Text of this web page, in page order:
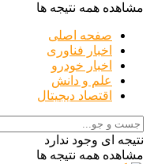
مشاهده همه نتیجه ها
صفحه اصلی
اخبار فناوری
اخبار خودرو
علم و دانش
اقتصاد دیجیتال
نتیجه ای وجود ندارد
مشاهده همه نتیجه ها